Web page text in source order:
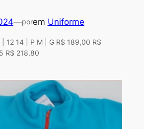
—porem Uniforme
12 14 | P M | G R$ 189,00 R$
R$ 218,80